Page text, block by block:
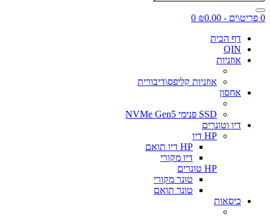
0 פריט\ים - ₪0.00
0
דף הבית
QIN
אוזניות
אוזניות קליפס\דיבורית
אחסון
SSD פנימי NVMe Gen5
דיו וטונרים
HP דיו
HP דיו תואם
דיו מקורי
HP טונרים
טונר מקורי
טונר תואם
כיסאות